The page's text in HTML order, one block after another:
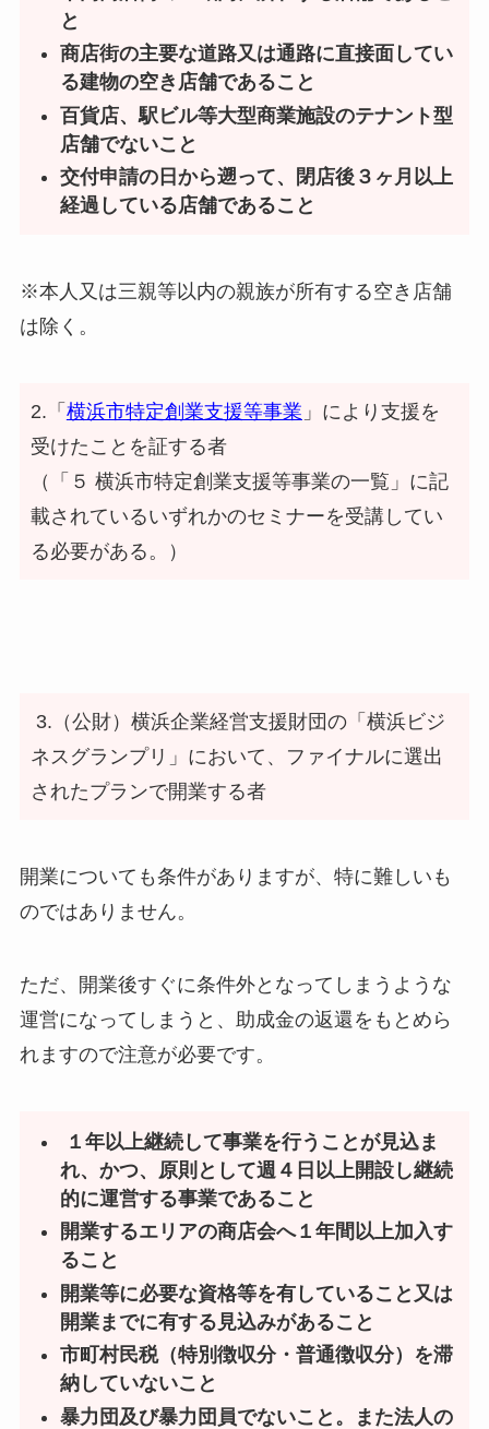
と
商店街の主要な道路又は通路に直接面してい
る建物の空き店舗であること
百貨店、駅ビル等大型商業施設のテナント型
店舗でないこと
交付申請の日から遡って、閉店後３ヶ月以上
経過している店舗であること
※本人又は三親等以内の親族が所有する空き店舗
は除く。
2.「 横浜市特定創業支援等事業 」により支援を
受けたことを証する者
（「５ 横浜市特定創業支援等事業の一覧」に記
載されているいずれかのセミナーを受講してい
る必要がある。）
3.（公財）横浜企業経営支援財団の「横浜ビジ
ネスグランプリ」において、ファイナルに選出
されたプランで開業する者
開業についても条件がありますが、特に難しいも
のではありません。
ただ、開業後すぐに条件外となってしまうような
運営になってしまうと、助成金の返還をもとめら
れますので注意が必要です。
１年以上継続して事業を行うことが見込ま
れ、かつ、原則として週４日以上開設し継続
的に運営する事業であること
開業するエリアの商店会へ１年間以上加入す
ること
開業等に必要な資格等を有していること又は
開業までに有する見込みがあること
市町村民税（特別徴収分・普通徴収分）を滞
納していないこと
暴力団及び暴力団員でないこと。また法人の